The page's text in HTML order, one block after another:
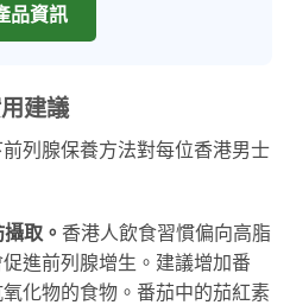
品資訊
建議
列腺保養方法對每位香港男士
取。 香港人飲食習慣偏向高脂
進前列腺增生。建議增加番
化物的食物。番茄中的茄紅素